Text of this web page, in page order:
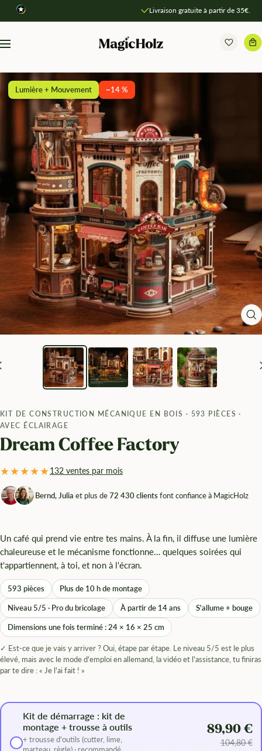
Livraison gratuite à partir de 35€.
Navigation MagicHolz
Lumière + Mouvement −14 %
KIT DE CONSTRUCTION MÉCANIQUE EN BOIS · 593 PIÈCES ·
AVEC ÉCLAIRAGE
Dream Coffee Factory
★★★★★132 ventes par mois
Bernd, Julia et plus de72 430 clientsfont confiance à MagicHolz
Un café qui prend vie entre tes mains. À la fin, il diffuse une lumière
chaleureuse et le mécanisme fonctionne… quelques soirées qui
t'appartiennent, à toi, et non à l'écran.
593 pièces Plus de 10 h de montage
Niveau 5/5 · Pro du bricolage À partir de 14 ans S'allume + bouge
Dimensions une fois terminé : 24 × 16 × 25 cm
✓ Est-ce que je vais y arriver ? Oui, étape par étape. Le niveau 5/5 est le plus
élevé, mais avec le mode d'emploi en allemand, la vidéo et l'assistance, tu finiras
par te dire : « Je l'ai fait ! »
Kit de démarrage : kit de
montage + trousse à outils
+ trousse d'outils (cutter, lime,
89,90 €
104,80 €